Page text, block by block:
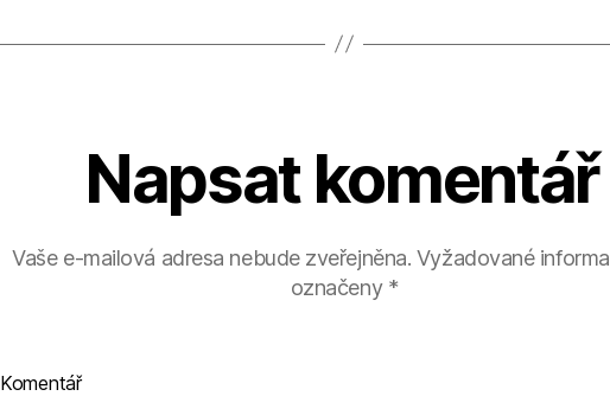
Napsat komentář
Vaše e-mailová adresa nebude zveřejněna. Vyžadované
označeny *
Komentář